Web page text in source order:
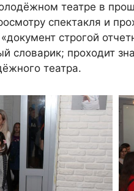
театре в
спектакля и
строгой
словарик; проходит
театра.